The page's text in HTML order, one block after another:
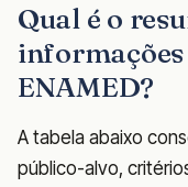
Qual é o
ENAMED?
A tabela abaixo
público-alvo,